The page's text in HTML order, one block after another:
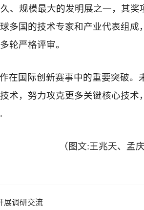
、规模最大的发明展之一，其奖
多国的技术专家和产业代表组成
轮严格评审。
在国际创新赛事中的重要突破。
术，努力攻克更多关键核心技术
（图文:王兆天、孟
展调研交流